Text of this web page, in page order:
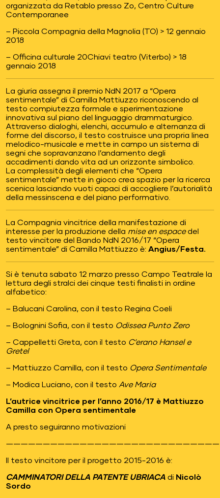
organizzata da Retablo presso Zo, Centro Culture
Contemporanee
– Piccola Compagnia della Magnolia (TO) > 12 gennaio
2018
– Officina culturale 20Chiavi teatro (Viterbo) > 18
gennaio 2018
La giuria assegna il premio NdN 2017 a “Opera
sentimentale” di Camilla Mattiuzzo riconoscendo al
testo compiutezza formale e sperimentazione
innovativa sul piano del linguaggio drammaturgico.
Attraverso dialoghi, elenchi, accumulo e alternanza di
forme del discorso, il testo costruisce una propria linea
melodico-musicale e mette in campo un sistema di
segni che sopravanzano l’andamento degli
accadimenti dando vita ad un orizzonte simbolico.
La complessità degli elementi che “Opera
sentimentale” mette in gioco crea spazio per la ricerca
scenica lasciando vuoti capaci di accogliere l’autorialità
della messinscena e del piano performativo.
La Compagnia vincitrice della manifestazione di
interesse per la produzione della mise en espacedel
testo vincitore del Bando NdN 2016/17 “Opera
sentimentale” di Camilla Mattiuzzo è: Angius/Festa.
Si è tenuta sabato 12 marzo presso Campo Teatrale la
lettura degli stralci dei cinque testi finalisti in ordine
alfabetico:
– Balucani Carolina, con il testo Regina Coeli
– Bolognini Sofia, con il testo Odissea Punto Zero
– Cappelletti Greta, con il testo C’erano Hansel e
Gretel
– Mattiuzzo Camilla, con il testo Opera Sentimentale
– Modica Luciano, con il testo Ave Maria
L’autrice vincitrice per l’anno 2016/17 è Mattiuzzo
Camilla con Opera sentimentale
A presto seguiranno motivazioni
Il testo vincitore per il progetto 2015-2016 è:
CAMMINATORI DELLA PATENTE UBRIACA di Nicolò
Sordo